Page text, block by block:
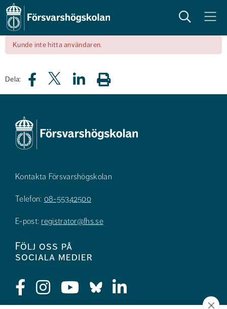
Sök Meny
Kunde inte hitta användaren.
Dela:
Kontakta Försvarshögskolan
Telefon: 08-55342500
E-post: registrator@fhs.se
Följ oss på
sociala medier